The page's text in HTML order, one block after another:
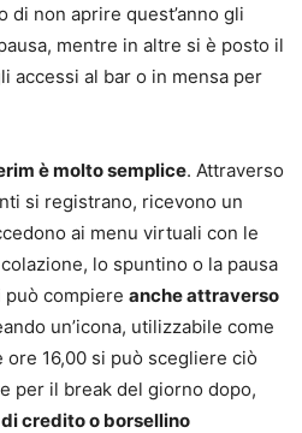
di non aprire quest’anno gli
mentre in altre si è posto il
accessi al bar o in mensa per
è molto semplice. Attraverso
si registrano, ricevono un
ai menu virtuali con le
lo spuntino o la pausa
può compiere anche attraverso
un’icona, utilizzabile come
ore 16,00 si può scegliere ciò
per il break del giorno dopo,
credito o borsellino